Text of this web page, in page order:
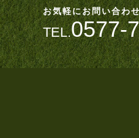
お気軽にお問い合わ
TEL.0577-